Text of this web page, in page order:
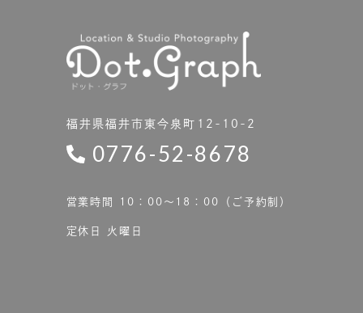
福井県福井市東今泉町12-10-2
0776-52-8678
営業時間 10：00〜18：00（ご予約制）
定休日 火曜日